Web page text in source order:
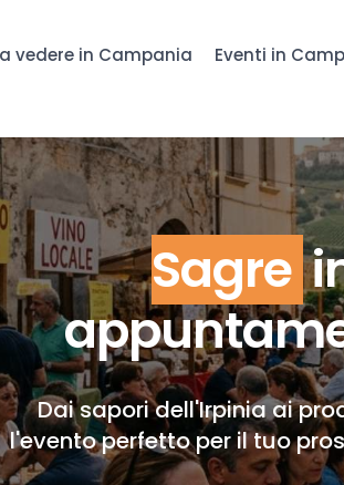
vedere in Campania Eventi in
Sagre
Dai sapori dell'Irpinia ai
l'evento perfetto per il tuo